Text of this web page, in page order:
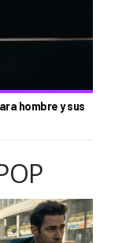
hombre y sus